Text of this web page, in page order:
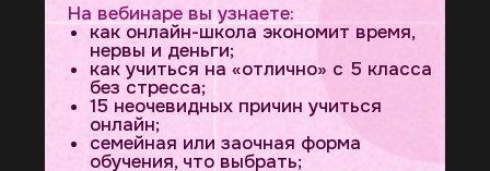
На вебинаре вы узнаете:
как онлайн-школа экономит время,
нервы и деньги;
как учиться на «отлично» с 5 класса
без стресса;
15 неочевидных причин учиться
онлайн;
семейная или заочная форма
обучения, что выбрать;